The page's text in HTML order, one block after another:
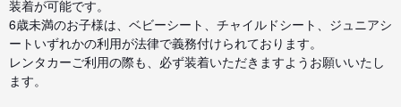
装着が可能です。
6歳未満のお子様は、ベビーシート、チャイルドシート、ジュニアシ
ートいずれかの利用が法律で義務付けられております。
レンタカーご利用の際も、必ず装着いただきますようお願いいたし
ます。